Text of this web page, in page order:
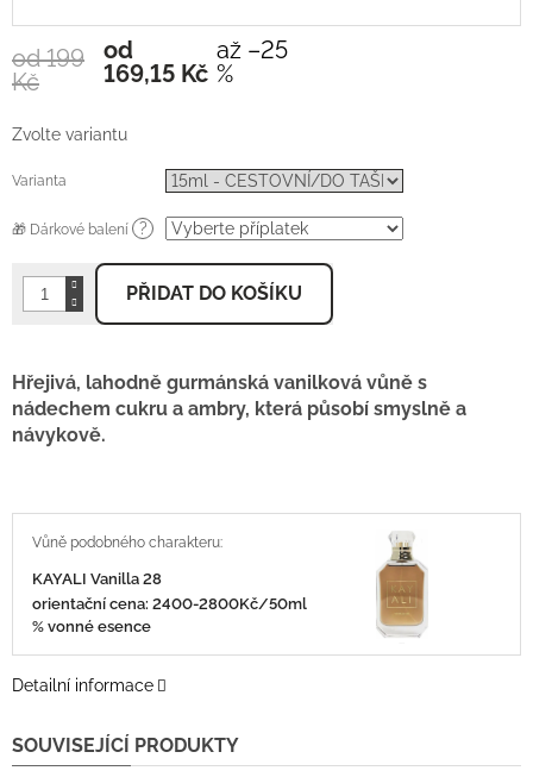
od 199
Kč
až –25
%
od
169,15 Kč Měrná
cena:
Zvolte variantu
Varianta
🎁 Dárkové balení ?
PŘIDAT DO KOŠÍKU
Hřejivá, lahodně gurmánská vanilková vůně s
nádechem cukru a ambry, která působí smyslně a
návykově.
KAYALI Vanilla 28
orientační cena: 2400-2800Kč/50ml 25
% vonné esence
Detailní informace
SOUVISEJÍCÍ PRODUKTY